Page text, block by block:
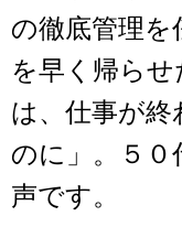
の徹底管理を
を早く帰ら
は、仕事が
のに」。５０
声です。